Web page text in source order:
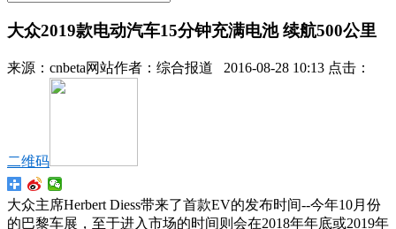
大众2019款电动汽车15分钟充满电池 续航500公里
来源： cnbeta网站作者： 综合报道 2016-08-28 10:13 点击：
二维码
大众主席Herbert Diess带来了首款EV的发布时间--今年10月份
的巴黎车展，至于进入市场的时间则会在2018年年底或2019年